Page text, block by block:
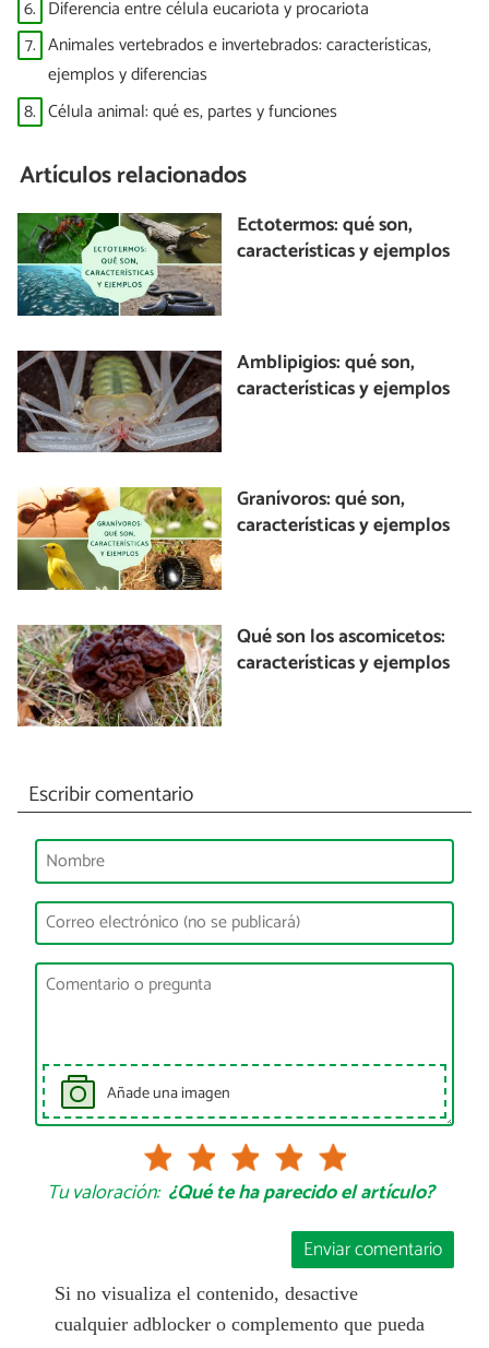
6. Diferencia entre célula eucariota y procariota
7. Animales vertebrados e invertebrados: características,
ejemplos y diferencias
8. Célula animal: qué es, partes y funciones
Artículos relacionados
Ectotermos: qué son,
características y ejemplos
Amblipigios: qué son,
características y ejemplos
Granívoros: qué son,
características y ejemplos
Qué son los ascomicetos:
características y ejemplos
Escribir comentario
Añade una imagen
Tu valoración: ¿Qué te ha parecido el artículo?
Enviar comentario
Si no visualiza el contenido, desactive
cualquier adblocker o complemento que pueda